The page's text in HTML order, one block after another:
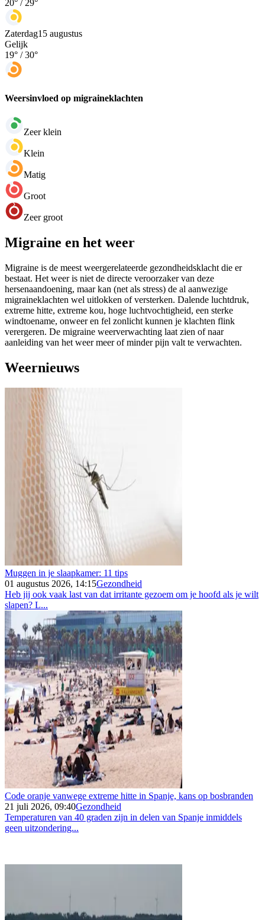
20° / 29°
Zaterdag15 augustus
Gelijk
19° /30°
Weersinvloed op migraineklachten
Zeer klein
Klein
Matig
Groot
Zeer groot
Migraine en het weer
Migraine is de meest weergerelateerde gezondheidsklacht die er
bestaat. Het weer is niet de directe veroorzaker van deze
hersenaandoening, maar kan (net als stress) de al aanwezige
migraineklachten wel uitlokken of versterken. Dalende luchtdruk,
extreme hitte, extreme kou, hoge luchtvochtigheid, een sterke
windtoename, onweer en fel zonlicht kunnen je klachten flink
verergeren. De migraine weerverwachting laat zien of naar
aanleiding van het weer meer of minder pijn valt te verwachten.
Weernieuws
Muggen in je slaapkamer: 11 tips
01 augustus 2026, 14:15Gezondheid
Heb jij ook vaak last van dat irritante gezoem om je hoofd als je wilt
slapen? L...
Code oranje vanwege extreme hitte in Spanje, kans op bosbranden
21 juli 2026, 09:40Gezondheid
Temperaturen van 40 graden zijn in delen van Spanje inmiddels
geen uitzondering...